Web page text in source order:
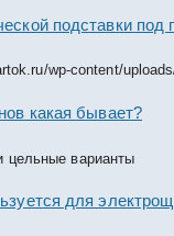
подставки
wp-content/
какая бывает?
цельные варианты
для